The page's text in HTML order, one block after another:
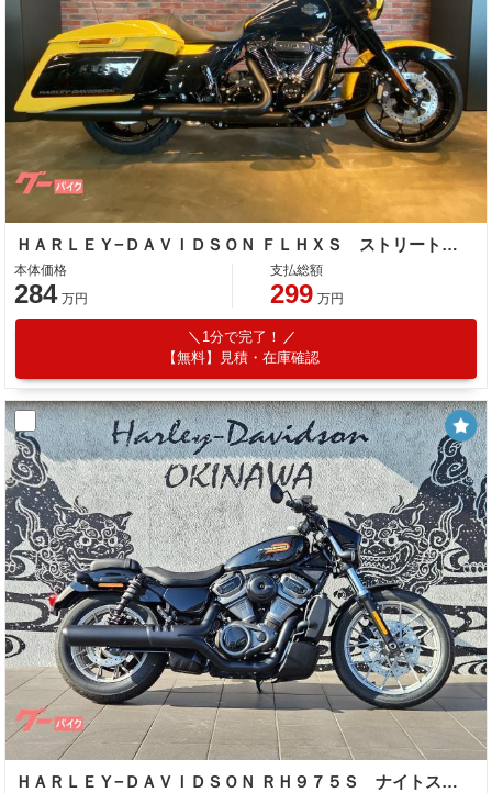
ＨＡＲＬＥＹ−ＤＡＶＩＤＳＯＮ ＦＬＨＸＳ ストリートグライドスペシャル ＡＢＳ クルーズコントロール セキュリティーシステム標準装備
本体価格
284 万円
支払総額
299 万円
1分で完了！
【無料】見積・在庫確認
ＨＡＲＬＥＹ−ＤＡＶＩＤＳＯＮ ＲＨ９７５Ｓ ナイトスタースペシャル／前後ブレーキｂｒｅｍｂｏ標準装備／試乗可